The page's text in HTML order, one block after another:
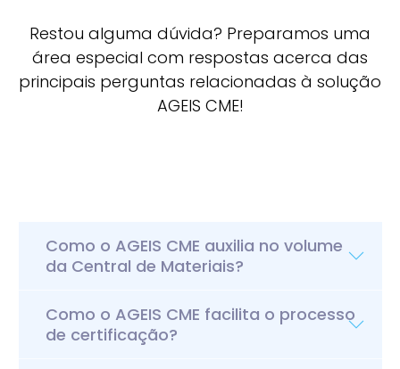
Restou alguma dúvida? Preparamos uma
área especial com respostas acerca das
principais perguntas relacionadas à solução
AGEIS CME!
Como o AGEIS CME auxilia no volume
da Central de Materiais?
Como o AGEIS CME facilita o processo
de certificação?